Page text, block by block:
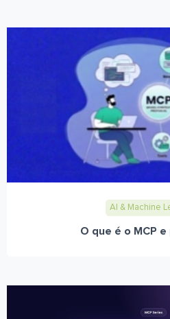
AI & Machine
O que é o MCP